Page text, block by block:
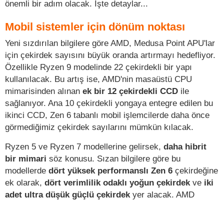
önemli bir adım olacak. İşte detaylar...
Mobil sistemler için dönüm noktası
Yeni sızdırılan bilgilere göre AMD, Medusa Point APU'lar
için çekirdek sayısını büyük oranda artırmayı hedefliyor.
Özellikle Ryzen 9 modelinde 22 çekirdekli bir yapı
kullanılacak. Bu artış ise, AMD'nin masaüstü CPU
mimarisinden alınan ek bir 12 çekirdekli CCD ile
sağlanıyor. Ana 10 çekirdekli yongaya entegre edilen bu
ikinci CCD, Zen 6 tabanlı mobil işlemcilerde daha önce
görmediğimiz çekirdek sayılarını mümkün kılacak.
Ryzen 5 ve Ryzen 7 modellerine gelirsek, daha hibrit
bir mimari söz konusu. Sızan bilgilere göre bu
modellerde dört yüksek performanslı Zen 6 çekirdeğine
ek olarak, dört verimlilik odaklı yoğun çekirdek ve iki
adet ultra düşük güçlü çekirdek yer alacak. AMD